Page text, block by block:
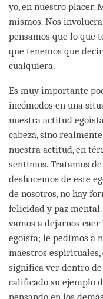
yo, en nuestro placer.
mismos. Nos
pensamos que lo que
que tenemos que
cualquiera.
Es muy importante
incómodos en una
nuestra actitud
cabeza, sino
nuestra actitud, en
sentimos. Tratamos
deshacemos de este
de nosotros, no hay
felicidad y paz
vamos a dejarnos
egoísta; le pedimos a
maestros espirituales,
significa ver dentro
calificado su ejemplo